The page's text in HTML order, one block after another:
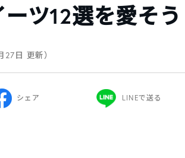
ツ12選を愛そう
27日 更新）
シェア LINEで送る